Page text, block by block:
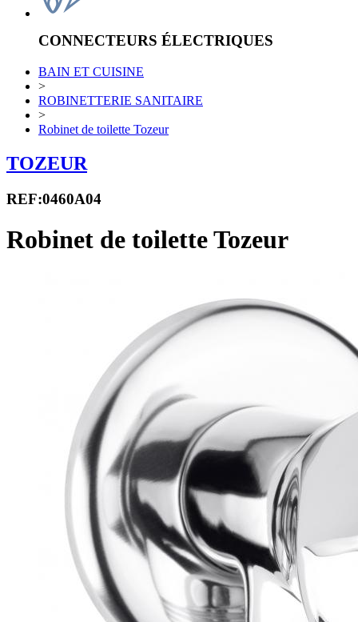
CONNECTEURS ÉLECTRIQUES
BAIN ET CUISINE
>
ROBINETTERIE SANITAIRE
>
Robinet de toilette Tozeur
TOZEUR
REF:0460A04
Robinet de toilette Tozeur